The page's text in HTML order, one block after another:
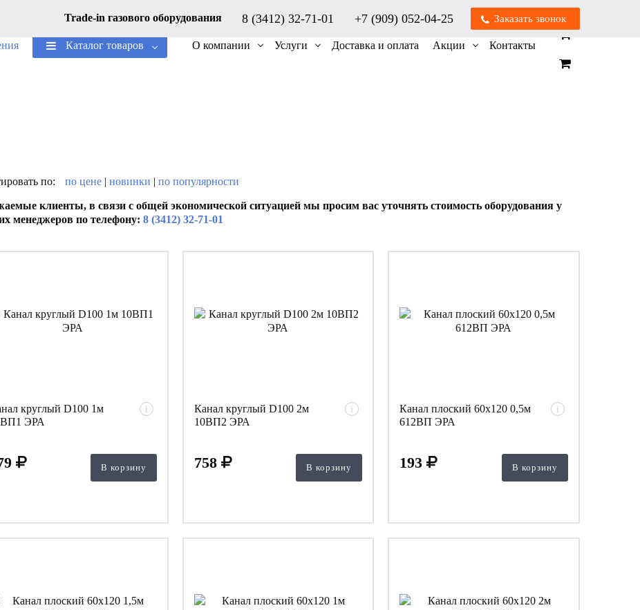
Trade-in газового оборудования 8 (3412) 32-71-01 +7 (909) 052-04-25 Заказать звонок
О компании Услуги Доставка и оплата Акции Контакты
Каталог товаров
по: по цене | новинки | по популярности
клиенты, в связи с общей экономической ситуацией мы просим вас уточнять стоимость оборудования у
менеджеров по телефону: 8 (3412) 32-71-01
круглый D100 1м
ЭРА
i
В корзину
Канал круглый D100 2м
10ВП2 ЭРА
i
758 В корзину
Канал плоский 60х120 0,5м
612ВП ЭРА
i
193 В корзину